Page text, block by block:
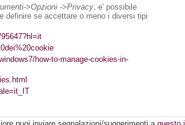
>Opzioni ->Privacy, e' possibile
definire se accettare o meno i diversi tipi
how-to-manage-cookies-in-